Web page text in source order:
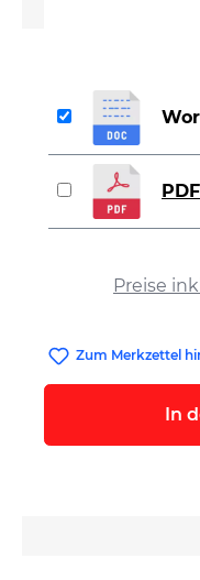
Preise
PDF
Zum Merkzettel
In